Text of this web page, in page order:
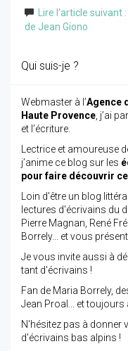
Lire l'article
de Jean Giono
Qui suis-je ?
Webmaster à l’Agence
Haute Provence , j’ai
et l’écriture.
Lectrice et amoureuse
j’anime ce blog sur les
pour faire découvrir
Loin d'être un blog
lectures d'écrivains du
Pierre Magnan, René
Borrely... et vous
Je vous invite aussi à
tant d'écrivains !
Fan de Maria Borrely,
Jean Proal... et
N'hésitez pas à donner
d'écrivains bas alpins !